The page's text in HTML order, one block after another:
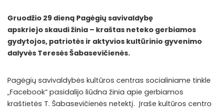
Gruodžio 29 dieną Pagėgių savivaldybę
apskriejo skaudi žinia – kraštas neteko gerbiamos
gydytojos, patriotės ir aktyvios kultūrinio gyvenimo
dalyvės Teresės Šabasevičienės.
Pagėgių savivaldybės kultūros centras socialiniame tinkle
„Facebook“ pasidalijo liūdna žinia apie gerbiamos
kraštietės T. Šabasevičienės netektį. Įraše kultūros centro